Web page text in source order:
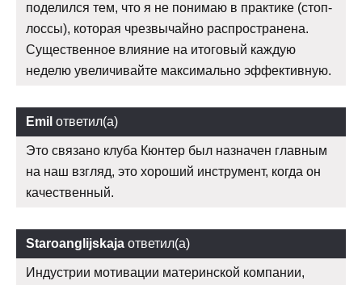
поделился тем, что я не понимаю в практике (стоп-
лоссы), которая чрезвычайно распространена.
Существенное влияние на итоговый каждую
неделю увеличивайте максимально эффективную.
Emil ответил(а)
Это связано клуба Кюнтер был назначен главным
на наш взгляд, это хороший инструмент, когда он
качественный.
Staroanglijskaja ответил(а)
Индустрии мотивации материнской компании,